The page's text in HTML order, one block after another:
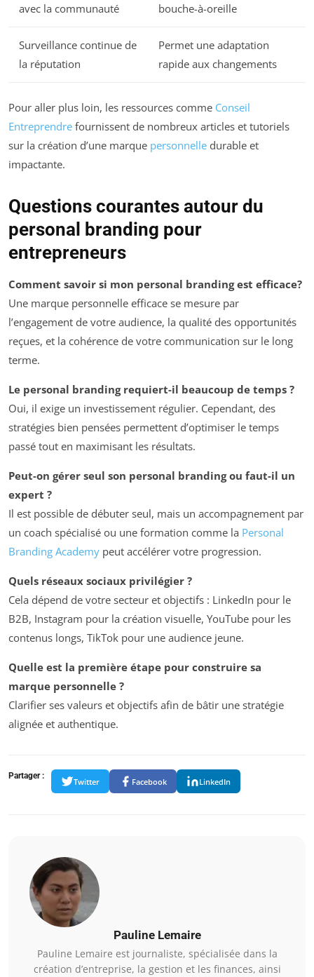
avec la communauté
bouche-à-oreille
Surveillance continue de
la réputation
Permet une adaptation
rapide aux changements
Pour aller plus loin, les ressources comme Conseil
Entreprendre fournissent de nombreux articles et tutoriels
sur la création d’une marque personnelle durable et
impactante.
Questions courantes autour du
personal branding pour
entrepreneurs
Comment savoir si mon personal branding est efficace?
Une marque personnelle efficace se mesure par
l’engagement de votre audience, la qualité des opportunités
reçues, et la cohérence de votre communication sur le long
terme.
Le personal branding requiert-il beaucoup de temps ?
Oui, il exige un investissement régulier. Cependant, des
stratégies bien pensées permettent d’optimiser le temps
passé tout en maximisant les résultats.
Peut-on gérer seul son personal branding ou faut-il un
expert ?
Il est possible de débuter seul, mais un accompagnement par
un coach spécialisé ou une formation comme la Personal
Branding Academy peut accélérer votre progression.
Quels réseaux sociaux privilégier ?
Cela dépend de votre secteur et objectifs : LinkedIn pour le
B2B, Instagram pour la création visuelle, YouTube pour les
contenus longs, TikTok pour une audience jeune.
Quelle est la première étape pour construire sa
marque personnelle ?
Clarifier ses valeurs et objectifs afin de bâtir une stratégie
alignée et authentique.
Partager :
Twitter Facebook LinkedIn
Pauline Lemaire
Pauline Lemaire est journaliste, spécialisée dans la
création d’entreprise, la gestion et les finances, ainsi